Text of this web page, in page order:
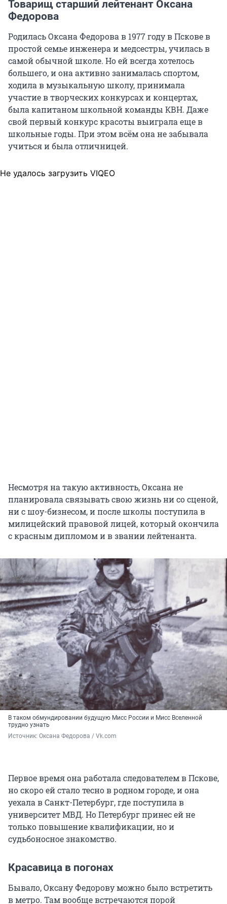
Товарищ старший лейтенант Оксана
Федорова
Родилась Оксана Федорова в 1977 году в Пскове в
простой семье инженера и медсестры, училась в
самой обычной школе. Но ей всегда хотелось
большего, и она активно занималась спортом,
ходила в музыкальную школу, принимала
участие в творческих конкурсах и концертах,
была капитаном школьной команды КВН. Даже
свой первый конкурс красоты выиграла еще в
школьные годы. При этом всём она не забывала
учиться и была отличницей.
Не удалось загрузить VIQEO
Несмотря на такую активность, Оксана не
планировала связывать свою жизнь ни со сценой,
ни с шоу-бизнесом, и после школы поступила в
милицейский правовой лицей, который окончила
с красным дипломом и в звании лейтенанта.
В таком обмундировании будущую Мисс России и Мисс Вселенной
трудно узнать
Источник: Оксана Федорова / Vk.com
Первое время она работала следователем в Пскове,
но скоро ей стало тесно в родном городе, и она
уехала в Санкт-Петербург, где поступила в
университет МВД. Но Петербург принес ей не
только повышение квалификации, но и
судьбоносное знакомство.
Красавица в погонах
Бывало, Оксану Федорову можно было встретить
в метро. Там вообще встречаются порой